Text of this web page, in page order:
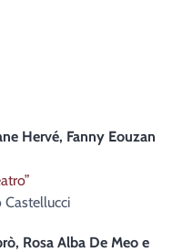
Hervé, Fanny Eouzan
, Rosa Alba De Meo e